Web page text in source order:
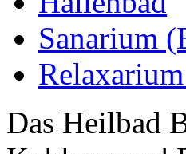
Sanarium
Das Heilbad